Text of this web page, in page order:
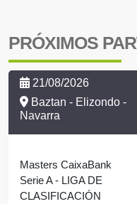
PRÓXIMOS
21/08/2026
Baztan - Elizondo -
Navarra
Masters CaixaBank
Serie A- LIGA DE
CLASIFICACIÓN